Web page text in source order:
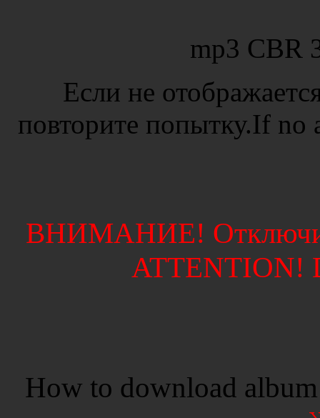
mp3 CBR
Если не
повторите попытку.If
ВНИМАНИЕ!
ATTENTION!
How to download